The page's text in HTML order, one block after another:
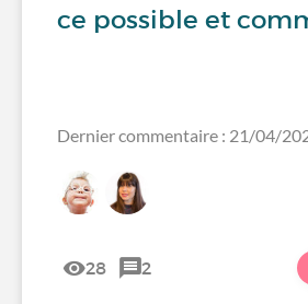
ce possible et
Dernier commentaire : 21/04/
28 2